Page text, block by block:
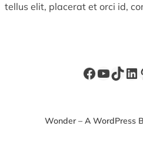
tellus elit, placerat et orci id,
Wonder – A WordPress